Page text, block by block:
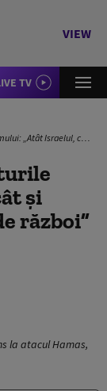
VIEW
TV
Hamas au comis crime de război”
şi
război”
la atacul Hamas,